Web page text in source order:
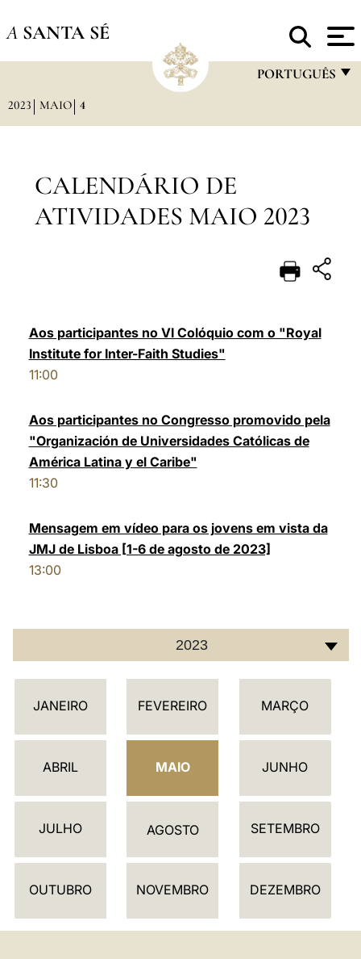
A SANTA SÉ
PORTUGUÊS
DEUTSCH
العربيّة
2023 MAIO 4
CALENDÁRIO DE
ATIVIDADES MAIO 2023
Aos participantes no VI Colóquio com o "Royal
Institute for Inter-Faith Studies"
11:00
Aos participantes no Congresso promovido pela
"Organización de Universidades Católicas de
América Latina y el Caribe"
11:30
Mensagem em vídeo para os jovens em vista da
JMJ de Lisboa [1-6 de agosto de 2023]
13:00
2023
C
L
D
R
JANEIRO FEVEREIRO MARÇO
ABRIL MAIO JUNHO
JULHO AGOSTO SETEMBRO
OUTUBRO NOVEMBRO DEZEMBRO